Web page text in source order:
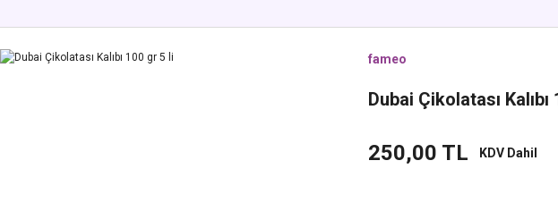
fameo
Dubai Çikolatası
250,00 TL KDV Dahil